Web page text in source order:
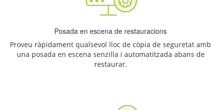
Posada en escena de restauracions
Proveu ràpidament qualsevol lloc de còpia de seguretat amb
una posada en escena senzilla i automatitzada abans de
restaurar.